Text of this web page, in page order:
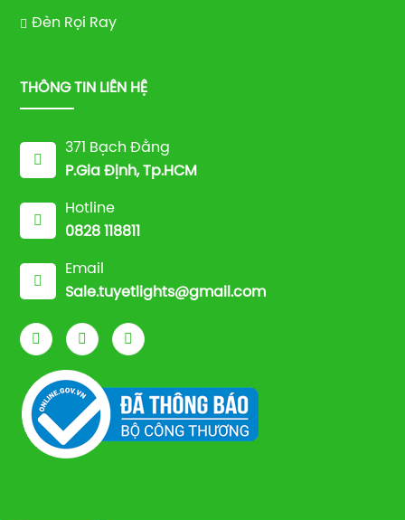
Đèn Rọi Ray
THÔNG TIN LIÊN HỆ
371 Bạch Đằng
P.Gia Định, Tp.HCM
Hotline
0828 118811
Email
Sale.tuyetlights@gmail.com